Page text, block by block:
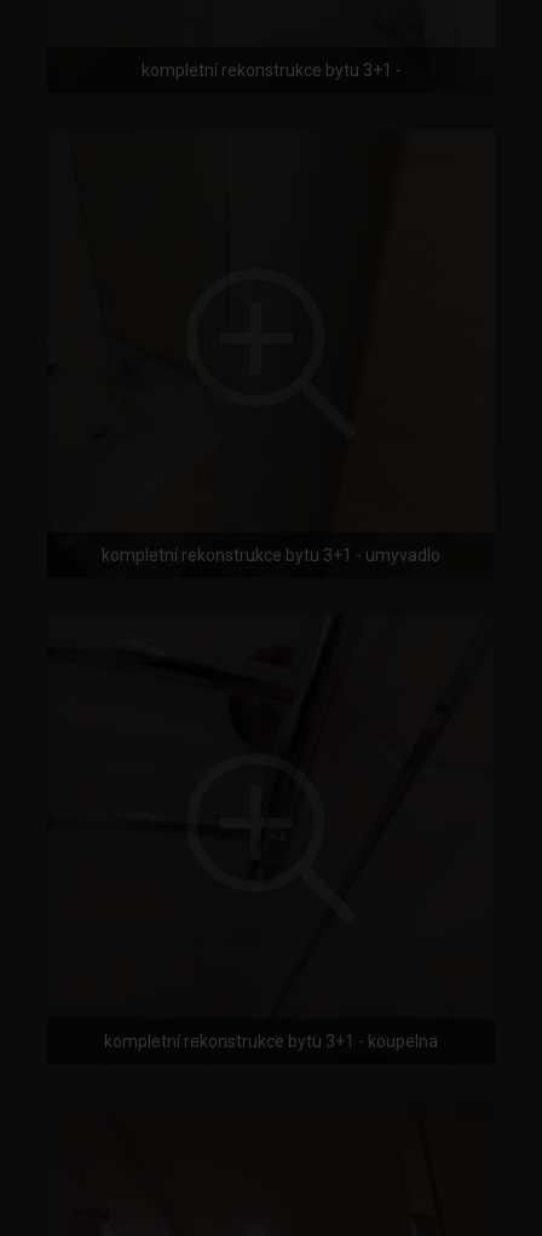
kompletní rekonstrukce bytu 3+1 -
kompletní rekonstrukce bytu 3+1 - umyvadlo
kompletní rekonstrukce bytu 3+1 - koupelna